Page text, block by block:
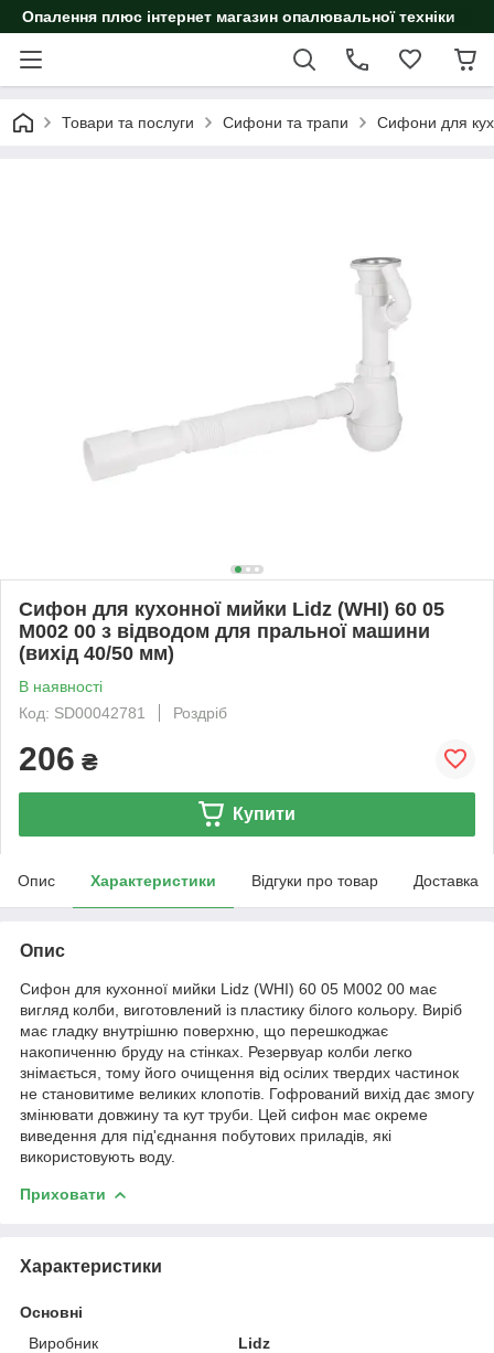
Опалення плюс інтернет магазин опалювальної техніки
Товари та послуги Сифони та трапи Сифони для
Сифон для кухонної мийки Lidz (WHI) 60 05
M002 00 з відводом для пральної машини
(вихід 40/50 мм)
В наявності
Код: SD00042781
Роздріб
206 ₴
Купити
Опис Характеристики Відгуки про товар Доставка
Опис
Сифон для кухонної мийки Lidz (WHI) 60 05 M002 00 має
вигляд колби, виготовлений із пластику білого кольору. Виріб
має гладку внутрішню поверхню, що перешкоджає
накопиченню бруду на стінках. Резервуар колби легко
знімається, тому його очищення від осілих твердих частинок
не становитиме великих клопотів. Гофрований вихід дає змогу
змінювати довжину та кут труби. Цей сифон має окреме
виведення для під'єднання побутових приладів, які
використовують воду.
Приховати
Характеристики
Основні
Виробник
Lidz